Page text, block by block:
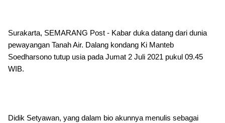
Surakarta, SEMARANG Post - Kabar duka datang dari dunia
pewayangan Tanah Air. Dalang kondang Ki Manteb
Soedharsono tutup usia pada Jumat 2 Juli 2021 pukul 09.45
WIB.
Didik Setyawan, yang dalam bio akunnya menulis sebagai